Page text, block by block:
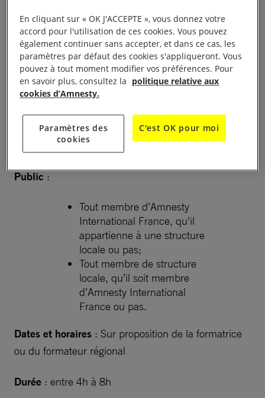
diffusion des
messages/positions de la
campagne et déconstruction
des discours négatifs ;
Intensification des actions en
faveur des personnes en
danger.
Informations pratiques
Public :
Tout membre d’Amnesty
International France, qu’il
appartienne à une structure
locale ou pas;
Tout membre de structure
locale, qu’il soit membre
d’Amnesty International
France ou pas.
Dates et horaires : Sur proposition de la formatrice
ou du formateur régional
Durée : entre 4h à 8h
En cliquant sur « OK J'ACCEPTE », vous donnez votre
accord pour l'utilisation de ces cookies. Vous pouvez
également continuer sans accepter, et dans ce cas, les
paramètres par défaut des cookies s'appliqueront. Vous
pouvez à tout moment modifier vos préférences. Pour
en savoir plus, consultez la politique relative aux
cookies d’Amnesty.
Paramètres des
cookies
C'est OK pour moi